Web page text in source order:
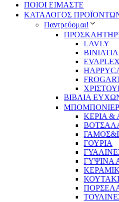
ΠΟΙΟΙ ΕΙΜΑΣΤΕ
ΚΑΤΑΛΟΓΟΣ
Παντρεύομαι!
LAVLY
EVAPLEX
ΒΙΒΛΙΑ
ΚΕΡΙΑ &
ΓΟΥΡΙΑ
ΓΥΨΙΝΑ